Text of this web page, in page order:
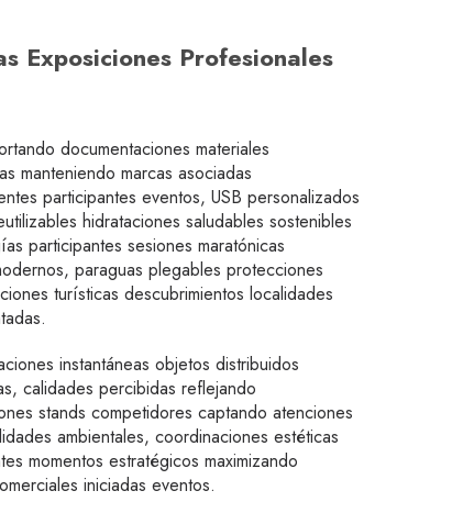
Exposiciones Profesionales
documentaciones materiales
manteniendo marcas asociadas
participantes eventos, USB personalizados
hidrataciones saludables sostenibles
participantes sesiones maratónicas
paraguas plegables protecciones
turísticas descubrimientos localidades
instantáneas objetos distribuidos
calidades percibidas reflejando
stands competidores captando atenciones
ambientales, coordinaciones estéticas
momentos estratégicos maximizando
iniciadas eventos.